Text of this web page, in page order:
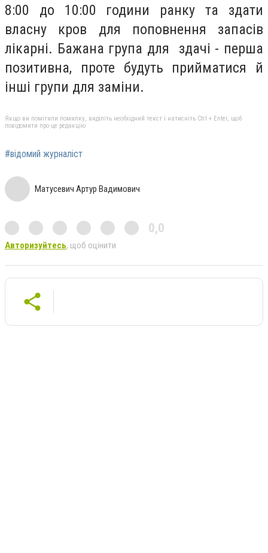
8:00 до 10:00 години ранку та здати
власну кров для поповнення запасів
лікарні. Бажана група для здачі - перша
позитивна, проте будуть прийматися й
інші групи для заміни.
Якщо ви помітили помилку, виділіть необхідний текст і натисніть Ctrl + Enter, щоб
повідомити про це редакцію
#відомий журналіст
Матусевич Артур Вадимович
0,0
Авторизуйтесь, щоб оцінити